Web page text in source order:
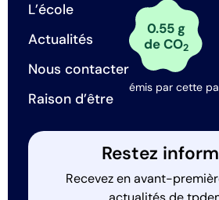
L’école
Actualités
Nous contacter
Raison d’être
0.55 g
de CO2
émis par cette
Restez
Recevez en avant-